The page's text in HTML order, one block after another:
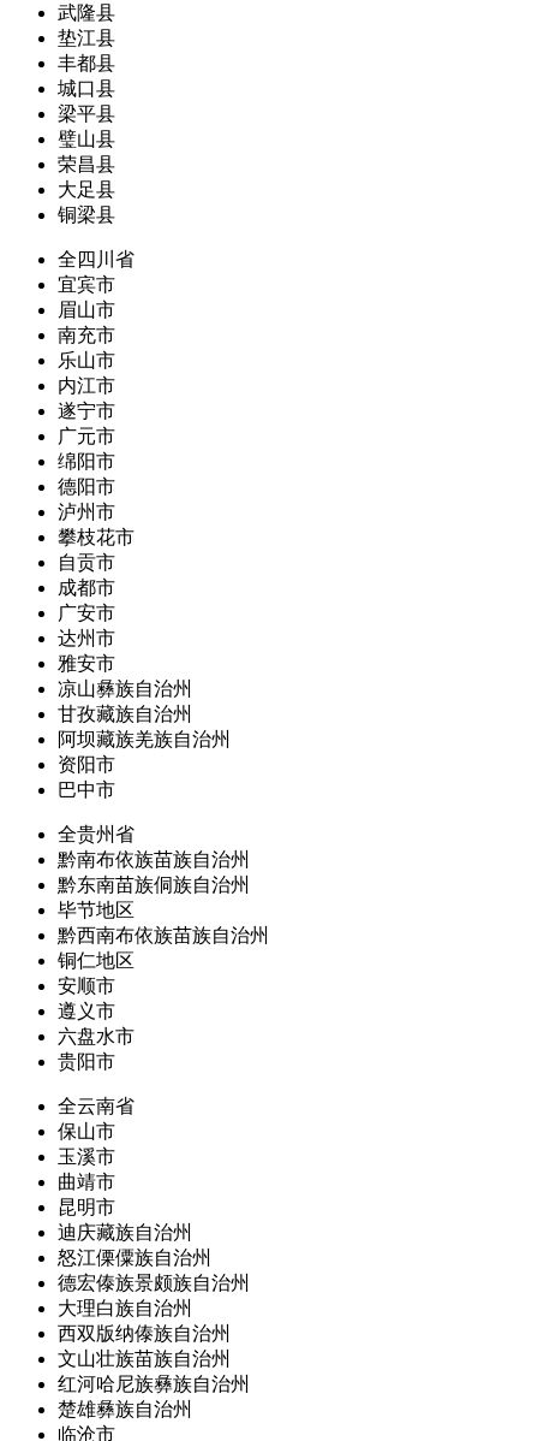
武隆县
垫江县
丰都县
城口县
梁平县
璧山县
荣昌县
大足县
铜梁县
全四川省
宜宾市
眉山市
南充市
乐山市
内江市
遂宁市
广元市
绵阳市
德阳市
泸州市
攀枝花市
自贡市
成都市
广安市
达州市
雅安市
凉山彝族自治州
甘孜藏族自治州
阿坝藏族羌族自治州
资阳市
巴中市
全贵州省
黔南布依族苗族自治州
黔东南苗族侗族自治州
毕节地区
黔西南布依族苗族自治州
铜仁地区
安顺市
遵义市
六盘水市
贵阳市
全云南省
保山市
玉溪市
曲靖市
昆明市
迪庆藏族自治州
怒江傈僳族自治州
德宏傣族景颇族自治州
大理白族自治州
西双版纳傣族自治州
文山壮族苗族自治州
红河哈尼族彝族自治州
楚雄彝族自治州
临沧市